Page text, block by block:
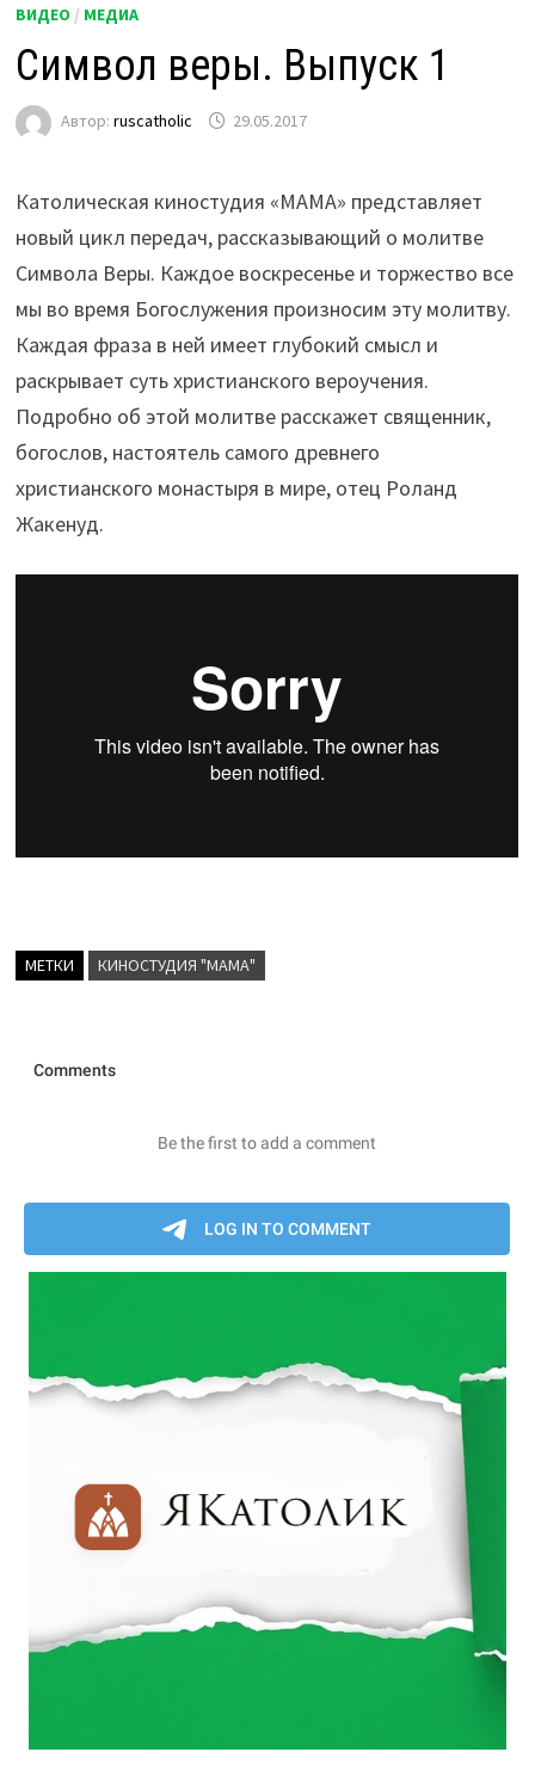
ВИДЕО / МЕДИА
Символ веры. Выпуск 1
Автор:ruscatholic 29.05.2017
Католическая киностудия «МАМА» представляет
новый цикл передач, рассказывающий о молитве
Символа Веры. Каждое воскресенье и торжество все
мы во время Богослужения произносим эту молитву.
Каждая фраза в ней имеет глубокий смысл и
раскрывает суть христианского вероучения.
Подробно об этой молитве расскажет священник,
богослов, настоятель самого древнего
христианского монастыря в мире, отец Роланд
Жакенуд.
МЕТКИ КИНОСТУДИЯ "МАМА"